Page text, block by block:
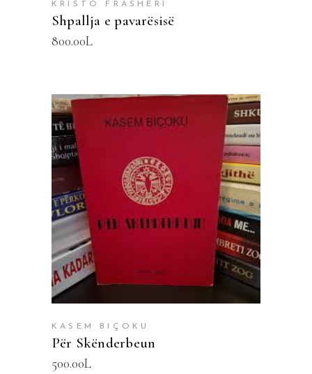
KRISTO FRASHËRI
Shpallja e pavarësisë
800.00L
SHTOJE NË SHPORTË
KASEM BIÇOKU
Për Skënderbeun
500.00L